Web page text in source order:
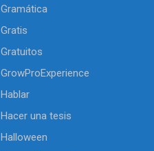
Gramática
Gratis
Gratuitos
GrowProExperience
Hablar
Hacer una tesis
Halloween